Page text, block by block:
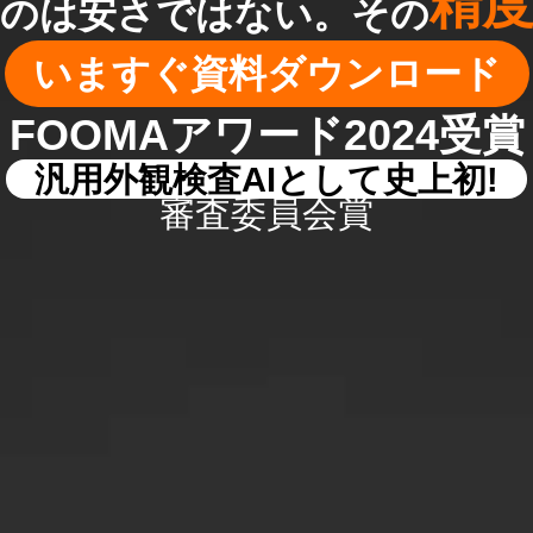
は安さではない。その
いますぐ資料ダウンロード
FOOMAアワード2024受賞
汎用外観検査AIとして史上初!
審査委員会賞